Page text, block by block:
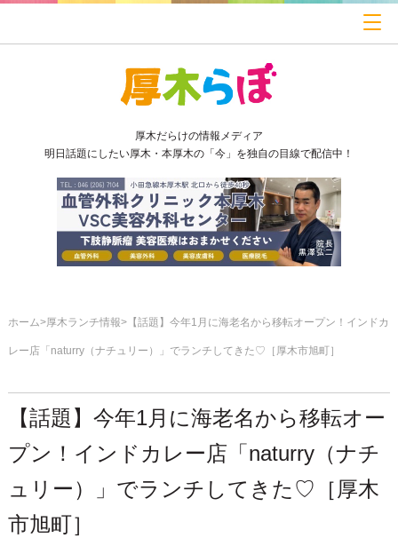
厚木だらけの情報メディア
明日話題にしたい厚木・本厚木の「今」を独自の目線で配信中！
ホーム 厚木ランチ情報 【話題】今年1月に海老名から移転オープン！インドカ
レー店「naturry（ナチュリー）」でランチしてきた♡［厚木市旭町］
【話題】今年1月に海老名から移転オー
プン！インドカレー店「naturry（ナチ
ュリー）」でランチしてきた♡［厚木
市旭町］